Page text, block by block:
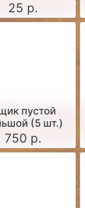
25 р.
пустой
(5 шт.)
750 р.